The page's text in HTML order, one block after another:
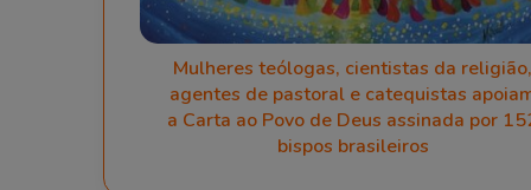
e
e
m
e
ó
Mulheres teólogas, cientistas da religião,
agentes de pastoral e catequistas
a Carta ao Povo de Deus assinada por
bispos brasileiros